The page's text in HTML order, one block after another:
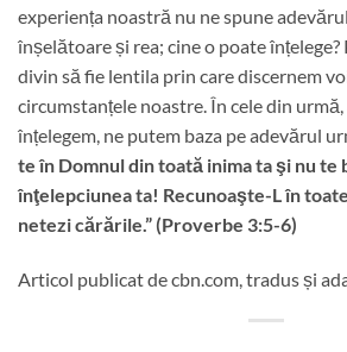
experiența noastră nu ne spune
înșelătoare și rea; cine o poate
divin să fie lentila prin care discernem
circumstanțele noastre. În cele din
înțelegem, ne putem baza pe adevărul
te în Domnul din toată inima ta şi nu te
înţelepciunea ta! Recunoaşte-L în
netezi cărările.” (Proverbe 3:5-6)
Articol publicat de cbn.com, tradus și